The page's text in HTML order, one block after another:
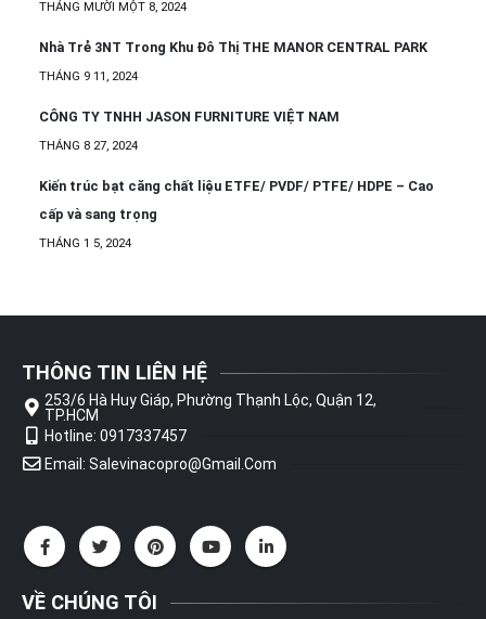
THÁNG MƯỜI MỘT 8, 2024
Nhà Trẻ 3NT Trong Khu Đô Thị THE MANOR CENTRAL PARK
THÁNG 9 11, 2024
CÔNG TY TNHH JASON FURNITURE VIỆT NAM
THÁNG 8 27, 2024
Kiến trúc bạt căng chất liệu ETFE/ PVDF/ PTFE/ HDPE – Cao
cấp và sang trọng
THÁNG 1 5, 2024
THÔNG TIN LIÊN HỆ
253/6 Hà Huy Giáp, Phường Thạnh Lộc, Quận 12,
TP.HCM
Hotline: 0917337457
Email: Salevinacopro@gmail.com
VỀ CHÚNG TÔI